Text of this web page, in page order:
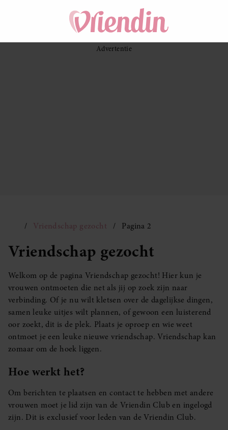
Vriendschap gezocht Pagina 2
Vriendschap gezocht
Welkom op de pagina Vriendschap gezocht! Hier kun je
vrouwen ontmoeten die net als jij op zoek zijn naar
verbinding. Of je nu wilt kletsen over de dagelijkse dingen,
samen leuke uitjes wilt plannen, of gewoon een luisterend
oor zoekt, dit is de plek. Plaats je oproep en wie weet
ontmoet je een leuke nieuwe vriendschap. Vriendschap kan
zomaar om de hoek liggen.
Hoe werkt het?
Om berichten te plaatsen en contact te hebben met andere
vrouwen moet je lid zijn van de Vriendin Club en ingelogd
zijn. Dit is exclusief voor leden van de Vriendin Club.